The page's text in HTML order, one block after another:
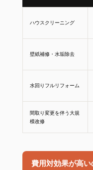
ハウスクリーニング
壁紙補修・水垢除去
水回りフルリフォーム
間取り変更を伴う大規
模改修
費用対効果が高